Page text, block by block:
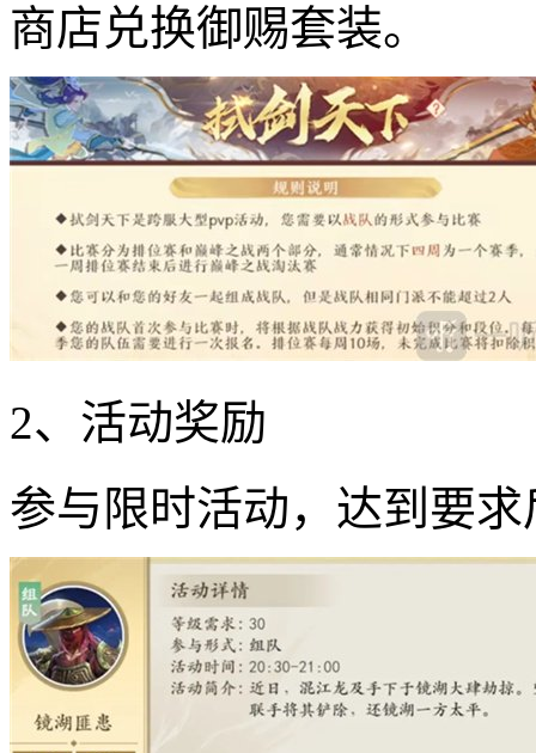
商店兑换御赐套装。
2、活动奖励
参与限时活动，达到要